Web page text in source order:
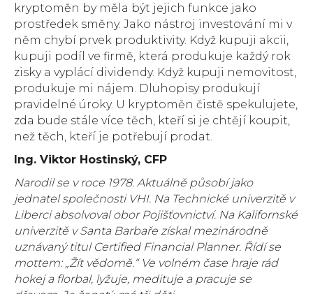
kryptoměn by měla být jejich funkce jako
prostředek směny. Jako nástroj investování mi v
něm chybí prvek produktivity. Když kupuji akcii,
kupuji podíl ve firmě, která produkuje každý rok
zisky a vyplácí dividendy. Když kupuji nemovitost,
produkuje mi nájem. Dluhopisy produkují
pravidelné úroky. U kryptoměn čistě spekulujete,
zda bude stále více těch, kteří si je chtějí koupit,
než těch, kteří je potřebují prodat.
Ing. Viktor Hostinský, CFP
Narodil se v roce 1978. Aktuálně působí jako
jednatel společnosti VHI. Na Technické univerzitě v
Liberci absolvoval obor Pojišťovnictví. Na Kalifornské
univerzitě v Santa Barbaře získal mezinárodně
uznávaný titul Certified Financial Planner. Řídí se
mottem: „Žít vědomě.“ Ve volném čase hraje rád
hokej a florbal, lyžuje, medituje a pracuje se